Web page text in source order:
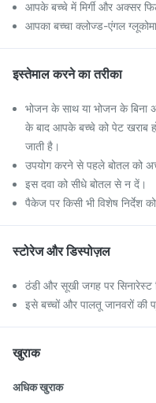
आपके बच्चे में मिर्गी और अक्सर
आपका बच्चा क्लोज्ड-एंगल
इस्तेमाल करने का तरीका
भोजन के साथ या भोजन के बिना
के बाद आपके बच्चे को पेट खराब
जाती है।
उपयोग करने से पहले बोतल को
इस दवा को सीधे बोतल से न दें।
पैकेज पर किसी भी विशेष निर्देश
स्टोरेज और डिस्पोज़ल
ठंडी और सूखी जगह पर सिनारेस्ट
इसे बच्चों और पालतू जानवरों की
खुराक
अधिक खुराक